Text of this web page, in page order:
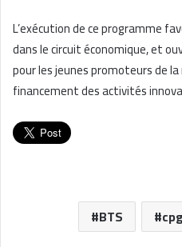
L’exécution de ce programme
dans le circuit économique, et
pour les jeunes promoteurs de
financement des activités
BTS cpg